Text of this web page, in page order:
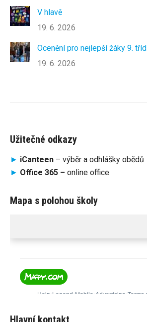
V hlavě
19. 6. 2026
Ocenění pro nejlepší žáky 9. tříd
19. 6. 2026
Užitečné odkazy
► iCanteen – výběr a odhlášky obědů
► Office 365 – online office
Mapa s polohou školy
Hlavní kontakt